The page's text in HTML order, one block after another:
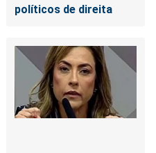
políticos de direita